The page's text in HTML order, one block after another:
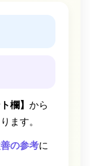
欄】 から
ます。
の参考に